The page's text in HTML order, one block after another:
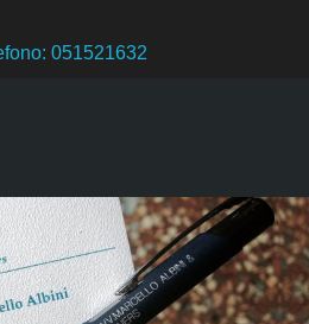
051521632